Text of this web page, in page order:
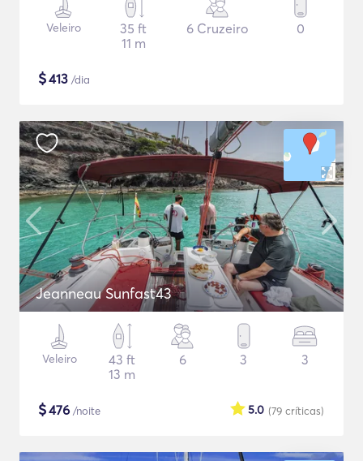
Veleiro
35 ft
11 m
6 Cruzeiro 0
$413 /dia
Jeanneau Sunfast43
Veleiro
43 ft
13 m
6 3 3
$476 /noite (79 críticas)
5.0